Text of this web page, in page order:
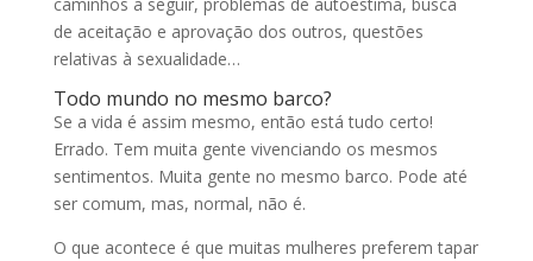
de aceitação e aprovação dos outros, questões
relativas à sexualidade…
Todo mundo no mesmo barco?
Se a vida é assim mesmo, então está tudo certo!
Errado. Tem muita gente vivenciando os mesmos
sentimentos. Muita gente no mesmo barco. Pode até
ser comum, mas, normal, não é.
O que acontece é que muitas mulheres preferem tapar